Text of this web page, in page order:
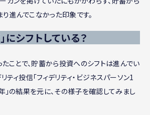
進んでこなかった印象です。
にシフトしている？
ことで、貯蓄から投資へのシフトは進んでい
ティ投信「フィデリティ・ビジネスパーソン1
の結果を元に、その様子を確認してみまし